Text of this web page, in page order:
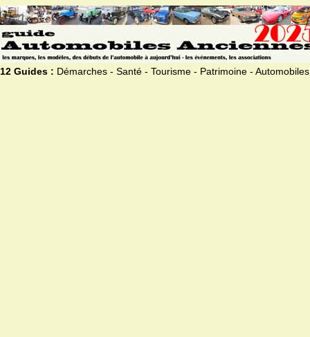
12 Guides : Démarches - Santé - Tourisme - Patrimoine - Automobiles